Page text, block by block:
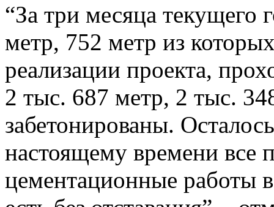
“За три месяца текущего
метр, 752 метр из
реализации проекта,
2 тыс. 687 метр, 2 тыс.
забетонированы.
настоящему времени все
цементационные работы